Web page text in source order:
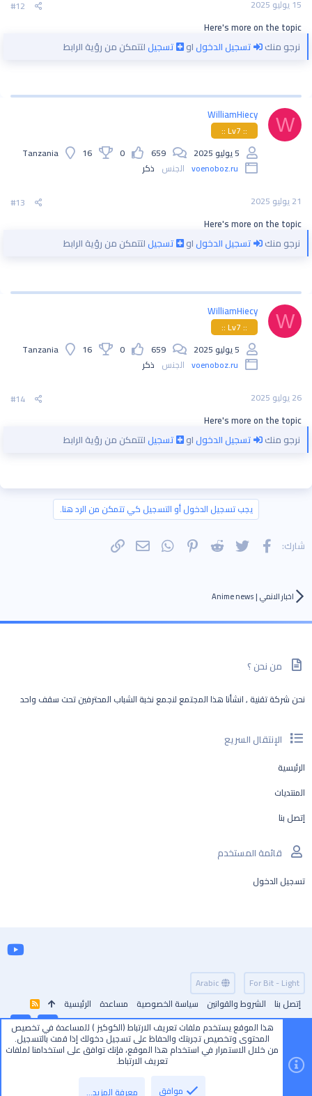
15 يوليو 2025 #12
Here's more on the topic
نرجو منك
تسجيل الدخولاو تسجيللتتمكن من رؤية الرابط
W
WilliamHiecy
:: Lv7 ::
5 يوليو 2025
659
0
16
Tanzania
voenoboz.ru الجنس ذكر
21 يوليو 2025 #13
Here's more on the topic
نرجو منك
تسجيل الدخولاو تسجيللتتمكن من رؤية الرابط
W
WilliamHiecy
:: Lv7 ::
5 يوليو 2025
659
0
16
Tanzania
voenoboz.ru الجنس ذكر
26 يوليو 2025 #14
Here's more on the topic
نرجو منك
تسجيل الدخولاو تسجيللتتمكن من رؤية الرابط
يجب تسجيل الدخول أو التسجيل كي تتمكن من الرد هنا.
شارك: فيسبوك تويتر Reddit
Pinterest
WhatsAppالبريد الإلكتروني
اخبار الانمي | Anime news
من نحن ؟
نحن شركة تقنية , انشأنا هذا المجتمع لنجمع نخبة الشباب المحترفين تحت سقف واحد
الإنتقال السريع
الرئيسية
المنتديات
إتصل بنا
قائمة المستخدم
تسجيل الدخول
For Bit - Light
إتصل بنا الشروط والقوانين سياسة الخصوصية مساعدة الرئيسية R
S
S
أعلى أسفل
هذا الموقع يستخدم ملفات تعريف الارتباط (الكوكيز ) للمساعدة في تخصيص
المحتوى وتخصيص تجربتك والحفاظ على تسجيل دخولك إذا قمت بالتسجيل.
من خلال الاستمرار في استخدام هذا الموقع، فإنك توافق على استخدامنا لملفات
تعريف الارتباط.
موافق
معرفة المزيد…